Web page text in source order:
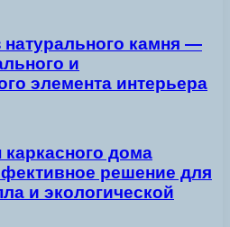
камня —
и
элемента интерьера
каркасного дома
решение для
и экологической